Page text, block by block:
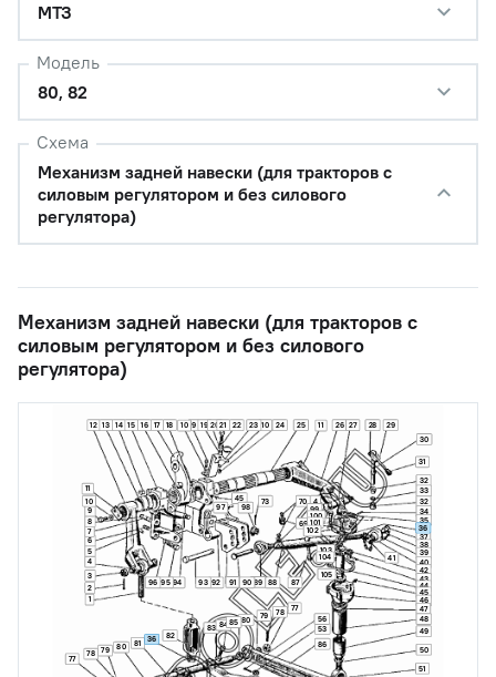
МТЗ
Модель
80, 82
Схема
Механизм задней навески (для тракторов с
силовым регулятором и без силового
регулятора)
Механизм задней навески (для тракторов с
силовым регулятором и без силового
регулятора)
1
2
3
4
4
5
6
7
8
9
9
10
10 10
11
11
12 13 14 15 16 17 18 19 2021 22 23 24 25 26 27 28
29
30
31
32
32
33
34
35
36
36
37
38
39
40
41
42
43
44
45
45
46
47
48
49
50
51
53
56
69
70
73
77
77
78
78
79
79
80
80
81
82
83 84 85
86
87
88
89
90
91
92
93
94
95
96
97 98 99
100
101
102
103
104
105